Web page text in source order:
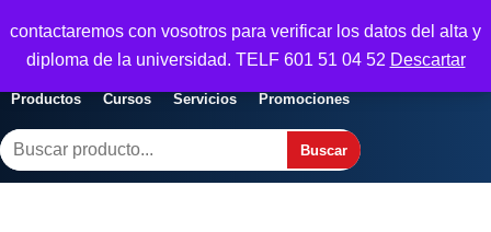
contactaremos con vosotros para verificar los datos del alta y
diploma de la universidad. TELF 601 51 04 52 Descartar
Seguridad y Empresa
empresas
Abrir menu
Productos Cursos Servicios Promociones
Buscar
Buscar